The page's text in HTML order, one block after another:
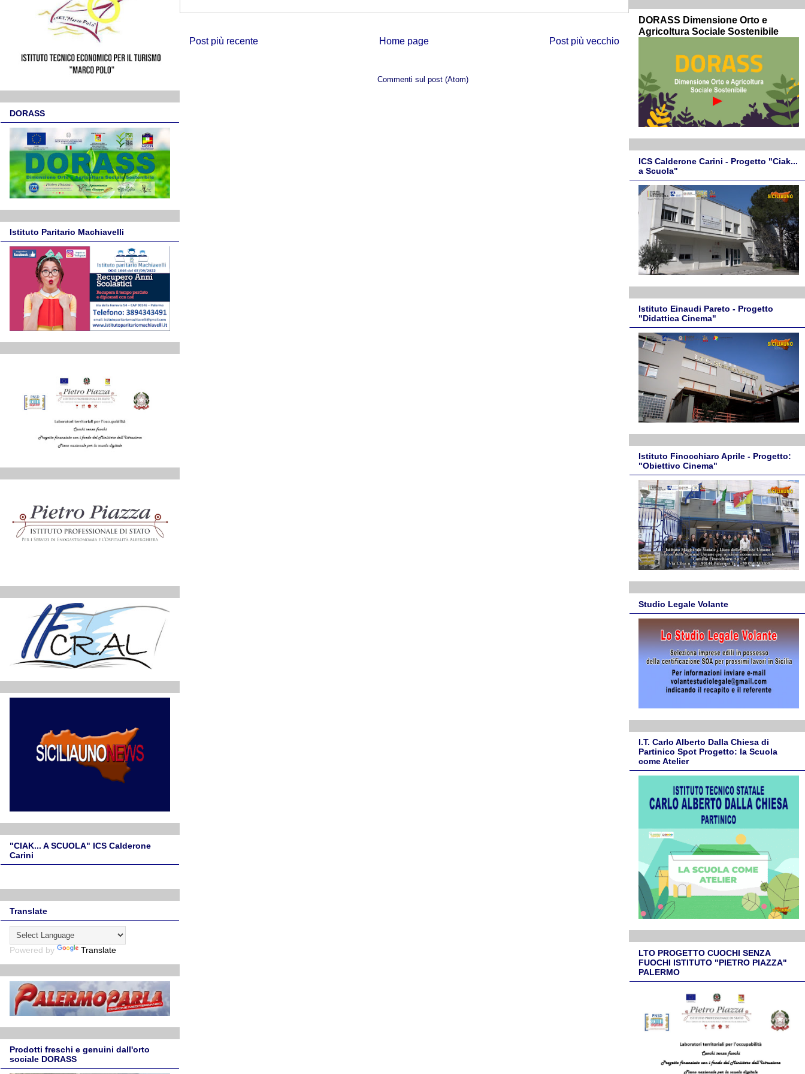
Post più recente Post più vecchio
Home page
Commenti sul post (Atom)
DORASS
Istituto Paritario Machiavelli
"CIAK... A SCUOLA" ICS Calderone
Carini
Translate
Powered by Translate
Prodotti freschi e genuini dall'orto
sociale DORASS
DORASS Dimensione Orto e
Agricoltura Sociale Sostenibile
ICS Calderone Carini - Progetto "Ciak...
a Scuola"
Istituto Einaudi Pareto - Progetto
"Didattica Cinema"
Istituto Finocchiaro Aprile - Progetto:
"Obiettivo Cinema"
Studio Legale Volante
I.T. Carlo Alberto Dalla Chiesa di
Partinico Spot Progetto: la Scuola
come Atelier
LTO PROGETTO CUOCHI SENZA
FUOCHI ISTITUTO "PIETRO PIAZZA"
PALERMO